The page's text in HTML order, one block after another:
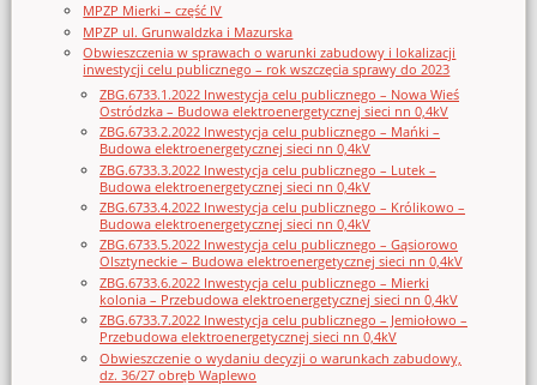
MPZP Mierki – część IV
MPZP ul. Grunwaldzka i Mazurska
Obwieszczenia w sprawach o warunki zabudowy i lokalizacji
inwestycji celu publicznego – rok wszczęcia sprawy do 2023
ZBG.6733.1.2022 Inwestycja celu publicznego – Nowa Wieś
Ostródzka – Budowa elektroenergetycznej sieci nn 0,4kV
ZBG.6733.2.2022 Inwestycja celu publicznego – Mańki –
Budowa elektroenergetycznej sieci nn 0,4kV
ZBG.6733.3.2022 Inwestycja celu publicznego – Lutek –
Budowa elektroenergetycznej sieci nn 0,4kV
ZBG.6733.4.2022 Inwestycja celu publicznego – Królikowo –
Budowa elektroenergetycznej sieci nn 0,4kV
ZBG.6733.5.2022 Inwestycja celu publicznego – Gąsiorowo
Olsztyneckie – Budowa elektroenergetycznej sieci nn 0,4kV
ZBG.6733.6.2022 Inwestycja celu publicznego – Mierki
kolonia – Przebudowa elektroenergetycznej sieci nn 0,4kV
ZBG.6733.7.2022 Inwestycja celu publicznego – Jemiołowo –
Przebudowa elektroenergetycznej sieci nn 0,4kV
Obwieszczenie o wydaniu decyzji o warunkach zabudowy,
dz. 36/27 obręb Waplewo